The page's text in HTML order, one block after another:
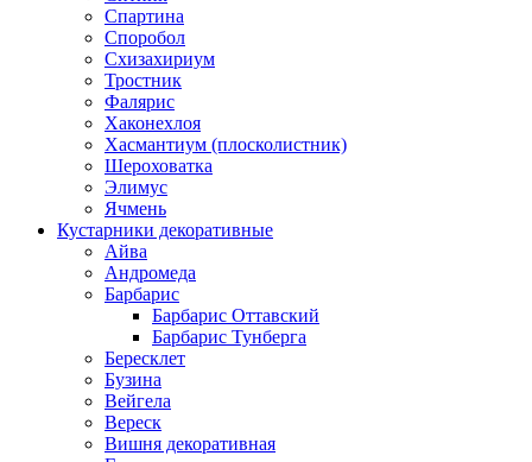
Спартина
Споробол
Схизахириум
Тростник
Фалярис
Хаконехлоя
Хасмантиум (плосколистник)
Шероховатка
Элимус
Ячмень
Кустарники декоративные
Айва
Андромеда
Барбарис
Барбарис Оттавский
Барбарис Тунберга
Бересклет
Бузина
Вейгела
Вереск
Вишня декоративная